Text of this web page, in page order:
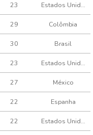
23 Estados Unidos
29 Colômbia
30 Brasil
23 Estados Unidos
27 México
22 Espanha
22 Estados Unidos